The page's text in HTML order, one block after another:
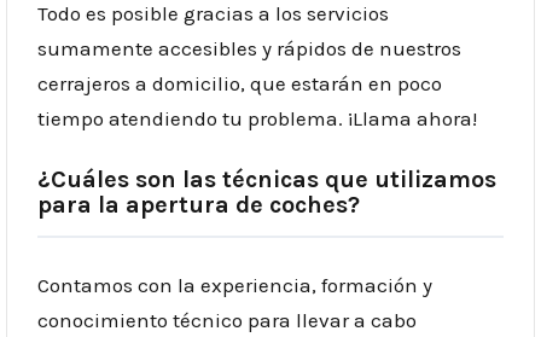
Todo es posible gracias a los servicios
sumamente accesibles y rápidos de nuestros
cerrajeros a domicilio, que estarán en poco
tiempo atendiendo tu problema. ¡Llama ahora!
¿Cuáles son las técnicas que utilizamos
para la apertura de coches?
Contamos con la experiencia, formación y
conocimiento técnico para llevar a cabo